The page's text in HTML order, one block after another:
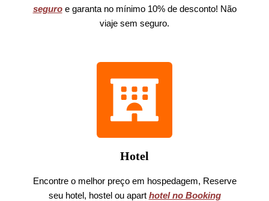
seguroe garanta no mínimo 10% de desconto! Não
viaje sem seguro.
Hotel
Encontre o melhor preço em hospedagem, Reserve
seu hotel, hostel ou apart hotel no Booking